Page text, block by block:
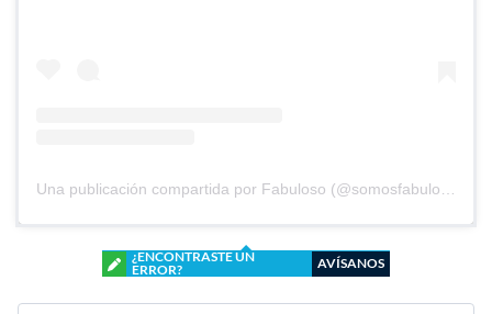
Una publicación compartida por Fabuloso (@somosfabuloso)
¿ENCONTRASTE UN
ERROR?
AVÍSANOS